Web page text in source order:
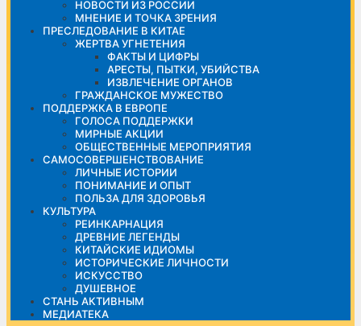
НОВОСТИ ИЗ РОССИИ
МНЕНИЕ И ТОЧКА ЗРЕНИЯ
ПРЕСЛЕДОВАНИЕ В КИТАЕ
ЖЕРТВА УГНЕТЕНИЯ
ФАКТЫ И ЦИФРЫ
АРЕСТЫ, ПЫТКИ, УБИЙСТВА
ИЗВЛЕЧЕНИЕ ОРГАНОВ
ГРАЖДАНСКОЕ МУЖЕСТВО
ПОДДЕРЖКА В ЕВРОПЕ
ГОЛОСА ПОДДЕРЖКИ
МИРНЫЕ АКЦИИ
ОБЩЕСТВЕННЫЕ МЕРОПРИЯТИЯ
САМОСОВЕРШЕНСТВОВАНИЕ
ЛИЧНЫЕ ИСТОРИИ
ПОНИМАНИЕ И ОПЫТ
ПОЛЬЗА ДЛЯ ЗДОРОВЬЯ
КУЛЬТУРА
РЕИНКАРНАЦИЯ
ДРЕВНИЕ ЛЕГЕНДЫ
КИТАЙСКИЕ ИДИОМЫ
ИСТОРИЧЕСКИЕ ЛИЧНОСТИ
ИСКУССТВО
ДУШЕВНОЕ
СТАНЬ АКТИВНЫМ
МЕДИАТЕКА